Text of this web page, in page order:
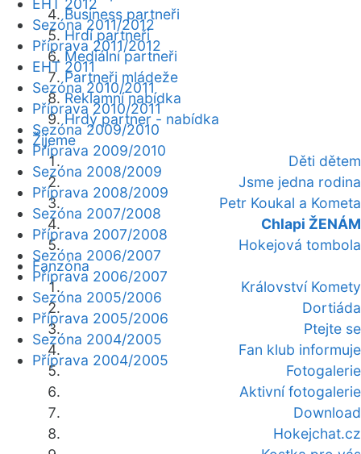
Business partneři
Hrdí partneři
Mediální partneři
Partneři mládeže
Reklamní nabídka
Hrdý partner - nabídka
Žijeme
Děti dětem
Jsme jedna rodina
Petr Koukal a Kometa
Chlapi ŽENÁM
Hokejová tombola
Fanzóna
Království Komety
Dortiáda
Ptejte se
Fan klub informuje
Fotogalerie
Aktivní fotogalerie
Download
Hokejchat.cz
EHT 2012
Sezóna 2011/2012
Příprava 2011/2012
EHT 2011
Sezóna 2010/2011
Příprava 2010/2011
Sezóna 2009/2010
Příprava 2009/2010
Sezóna 2008/2009
Příprava 2008/2009
Sezóna 2007/2008
Příprava 2007/2008
Sezóna 2006/2007
Příprava 2006/2007
Sezóna 2005/2006
Příprava 2005/2006
Sezóna 2004/2005
Příprava 2004/2005